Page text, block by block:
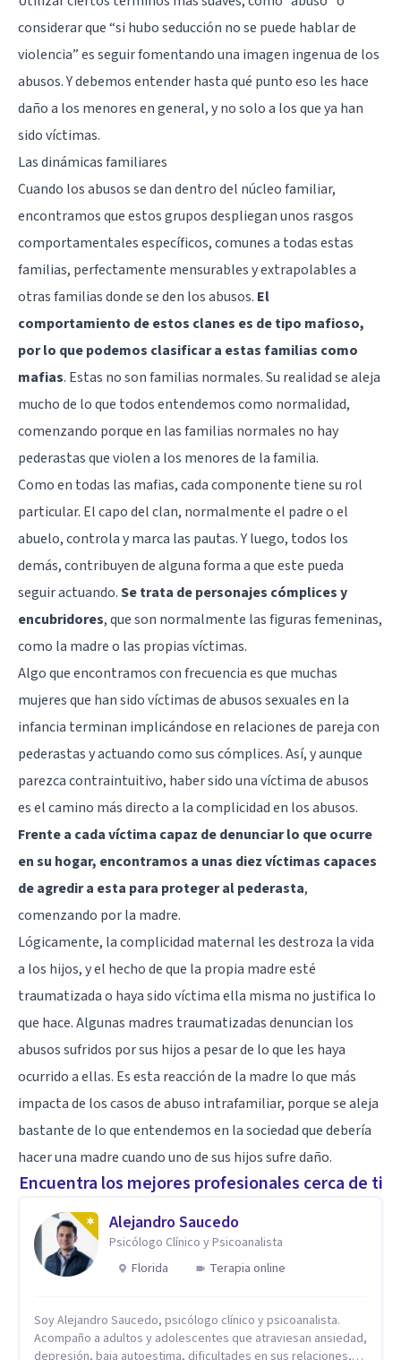
considerar que “si hubo seducción no se puede hablar de
violencia” es seguir fomentando una imagen ingenua de los
abusos. Y debemos entender hasta qué punto eso les hace
daño a los menores en general, y no solo a los que ya han
sido víctimas.
Las dinámicas familiares
Cuando los abusos se dan dentro del núcleo familiar,
encontramos que estos grupos despliegan unos rasgos
comportamentales específicos, comunes a todas estas
familias, perfectamente mensurables y extrapolables a
otras familias donde se den los abusos. El
comportamiento de estos clanes es de tipo mafioso,
por lo que podemos clasificar a estas familias como
mafias. Estas no son familias normales. Su realidad se aleja
mucho de lo que todos entendemos como normalidad,
comenzando porque en las familias normales no hay
pederastas que violen a los menores de la familia.
Como en todas las mafias, cada componente tiene su rol
particular. El capo del clan, normalmente el padre o el
abuelo, controla y marca las pautas. Y luego, todos los
demás, contribuyen de alguna forma a que este pueda
seguir actuando.Se trata de personajes cómplices y
encubridores, que son normalmente las figuras femeninas,
como la madre o las propias víctimas.
Algo que encontramos con frecuencia es que muchas
mujeres que han sido víctimas de abusos sexuales en la
infancia terminan implicándose en relaciones de pareja con
pederastas y actuando como sus cómplices. Así, y aunque
parezca contraintuitivo, haber sido una víctima de abusos
es el camino más directo a la complicidad en los abusos.
Frente a cada víctima capaz de denunciar lo que ocurre
en su hogar, encontramos a unas diez víctimas capaces
de agredir a esta para proteger al pederasta,
comenzando por la madre.
Lógicamente, la complicidad maternal les destroza la vida
a los hijos, y el hecho de que la propia madre esté
traumatizada o haya sido víctima ella misma no justifica lo
que hace. Algunas madres traumatizadas denuncian los
abusos sufridos por sus hijos a pesar de lo que les haya
ocurrido a ellas. Es esta reacción de la madre lo que más
impacta de los casos de abuso intrafamiliar, porque se aleja
bastante de lo que entendemos en la sociedad que debería
hacer una madre cuando uno de sus hijos sufre daño.
Encuentra los mejores profesionales cerca de ti
Alejandro Saucedo
Psicólogo Clínico y Psicoanalista
Florida
Terapia online
Soy Alejandro Saucedo, psicólogo clínico y psicoanalista.
Acompaño a adultos y adolescentes que atraviesan ansiedad,
depresión, baja autoestima, dificultades en sus relaciones,